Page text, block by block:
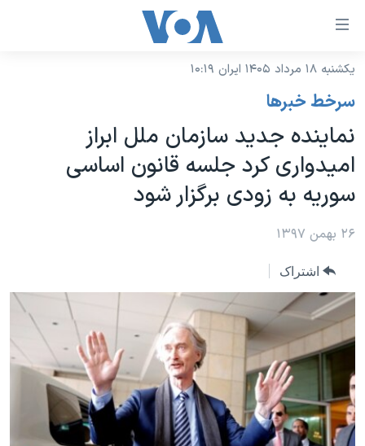
لینکهای
دسترسی
جهش
محتوای
اصلی
صفحه
جهش
به
جستجو
نسخه سبک وب‌سایت
موضوع ها
ایران
آمریکا
جهان
ورزشی
گزیده‌ها
ویژه برنامه‌ها
ویدیوها
فرهنگ و زندگی
حقوق شهروندی
اقتصادی
برنامه های تلویزیونی
جدول برنامه ها
صفحه‌های ویژه
جام جهانی ۲۰۲۶
عملیات خشم حماسی
۲۵۰سالگی آمریکا
بایگانی برنامه‌های تلویزیونی
انتخابات ریاست جمهوری آمریکا ۲۰۲۴
حمله جمهوری اسلامی به اسرائیل
فرکانس‌های صدای آمریکا
پخش رادیویی
یادگیری زبان انگلیسی
دنبال کنید
یکشنبه ۱۸ مرداد ۱۴۰۵ ایران ۱۰:۱۹
سرخط خبرها
نماینده جدید سازمان ملل ابراز
امیدواری کرد جلسه قانون اساسی
سوریه به زودی برگزار شود
۲۶ بهمن ۱۳۹۷
اشتراک